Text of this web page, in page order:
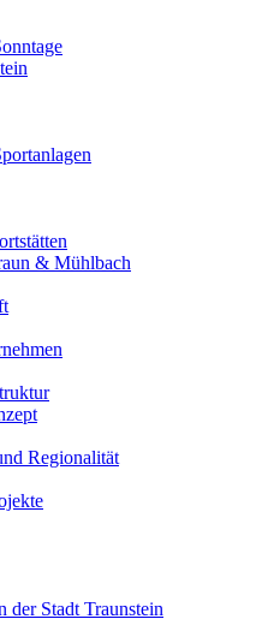
& Mühlbach
Regionalität
der Stadt Traunstein